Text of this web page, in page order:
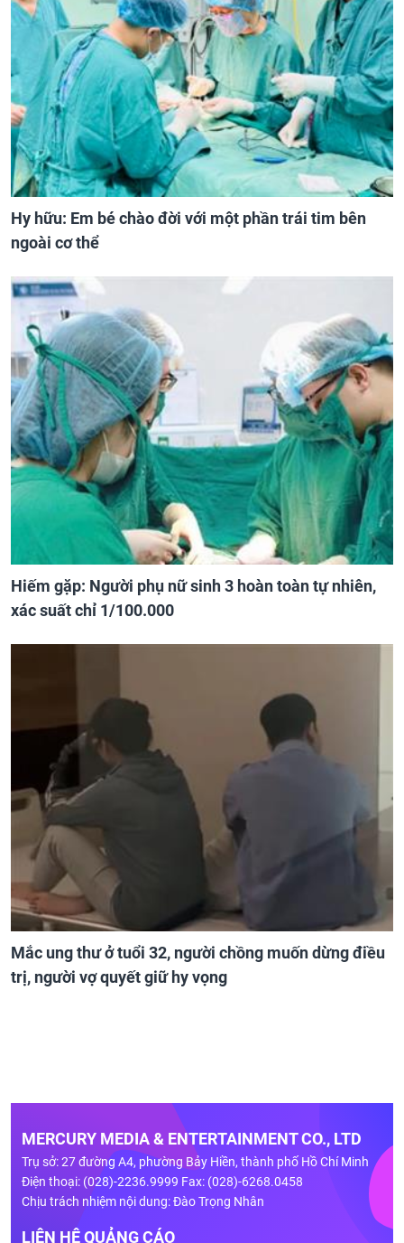
Hy hữu: Em bé chào đời với một phần trái tim bên
ngoài cơ thể
Hiếm gặp: Người phụ nữ sinh 3 hoàn toàn tự nhiên,
xác suất chỉ 1/100.000
Mắc ung thư ở tuổi 32, người chồng muốn dừng điều
trị, người vợ quyết giữ hy vọng
MERCURY MEDIA & ENTERTAINMENT CO., LTD
Trụ sở: 27 đường A4, phường Bảy Hiền, thành phố Hồ Chí Minh
Điện thoại: (028)-2236.9999 Fax: (028)-6268.0458
Chịu trách nhiệm nội dung: Đào Trọng Nhân
LIÊN HỆ QUẢNG CÁO